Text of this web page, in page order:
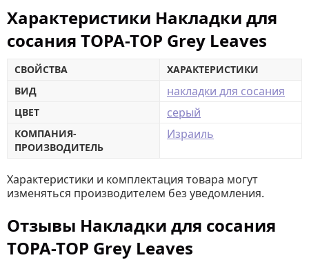
Характеристики Накладки для
сосания TOPA-TOP Grey Leaves
СВОЙСТВА
ХАРАКТЕРИСТИКИ
ВИД
накладки для сосания
ЦВЕТ серый
КОМПАНИЯ-
ПРОИЗВОДИТЕЛЬ
Израиль
Характеристики и комплектация товара могут
изменяться производителем без уведомления.
Отзывы Накладки для сосания
TOPA-TOP Grey Leaves